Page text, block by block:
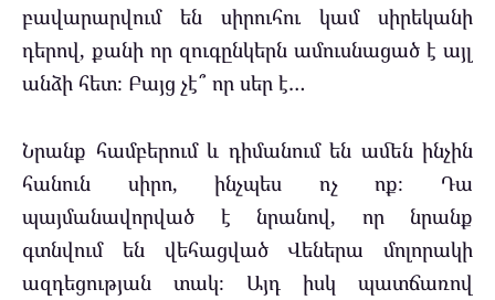
բավարարվում են սիրուհու կամ սիրեկանի
դերով, քանի որ զուգընկերն ամուսնացած է այլ
անձի հետ։ Բայց չէ՞ որ սեր է…
Նրանք համբերում և դիմանում են ամեն ինչին
հանուն սիրո, ինչպես ոչ ոք։ Դա
պայմանավորված է նրանով, որ նրանք
գտնվում են վեհացված Վեներա մոլորակի
ազդեցության տակ։ Այդ իսկ պատճառով